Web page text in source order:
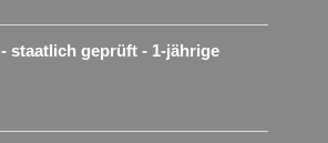
- staatlich geprüft - 1-jährige